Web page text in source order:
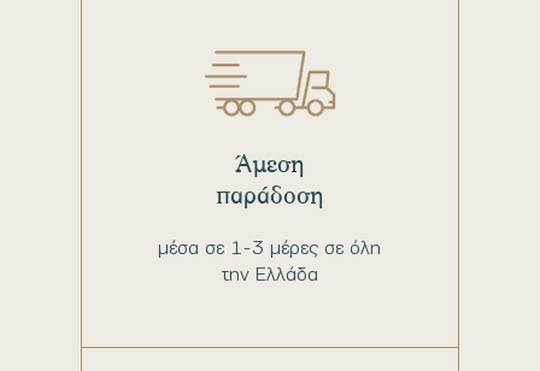
μέσα σε 1-3 μέρες σε όλη
την Ελλάδα
Άμεση
παράδοση